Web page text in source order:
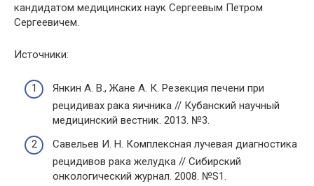
кандидатом медицинских наук Сергеевым Петром
Сергеевичем.
Источники:
Янкин А. В., Жане А. К. Резекция печени при
рецидивах рака яичника // Кубанский научный
медицинский вестник. 2013. №3.
Савельев И. Н. Комплексная лучевая диагностика
рецидивов рака желудка // Сибирский
онкологический журнал. 2008. №S1.